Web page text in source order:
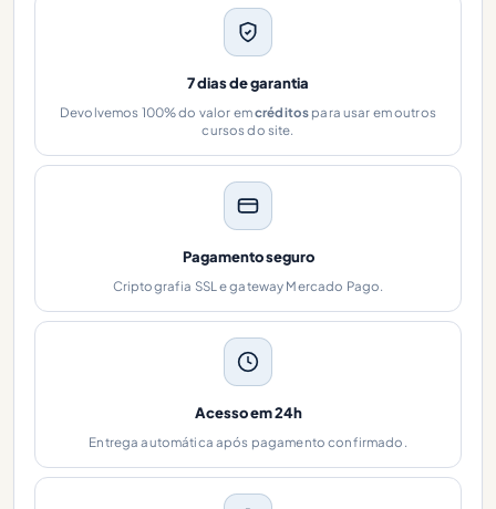
7 dias de garantia
Devolvemos 100% do valor emcréditos para usar em outros
cursos do site.
Pagamento seguro
Criptografia SSL e gateway Mercado Pago.
Acesso em 24h
Entrega automática após pagamento confirmado.